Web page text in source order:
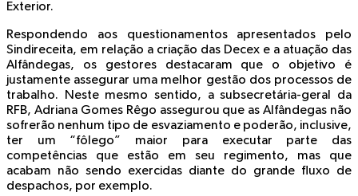
Exterior.
Respondendo aos questionamentos apresentados pelo
Sindireceita, em relação a criação das Decex e a atuação das
Alfândegas, os gestores destacaram que o objetivo é
justamente assegurar uma melhor gestão dos processos de
trabalho. Neste mesmo sentido, a subsecretária-geral da
RFB, Adriana Gomes Rêgo assegurou que as Alfândegas não
sofrerão nenhum tipo de esvaziamento e poderão, inclusive,
ter um “fôlego” maior para executar parte das
competências que estão em seu regimento, mas que
acabam não sendo exercidas diante do grande fluxo de
despachos, por exemplo.